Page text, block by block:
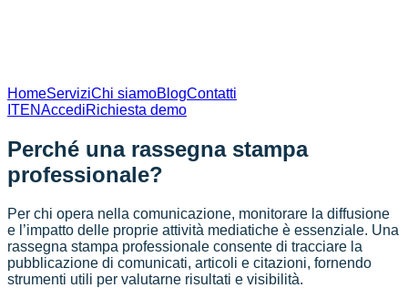
HomeServiziChi siamoBlogContatti
ITENAccediRichiesta demo
Perché una rassegna stampa
professionale?
Per chi opera nella comunicazione, monitorare la diffusione
e l’impatto delle proprie attività mediatiche è essenziale. Una
rassegna stampa professionale consente di tracciare la
pubblicazione di comunicati, articoli e citazioni, fornendo
strumenti utili per valutarne risultati e visibilità.